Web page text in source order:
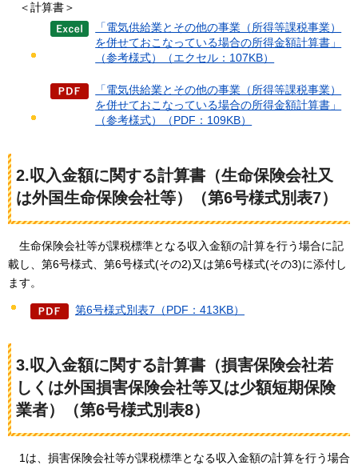
＜計算書＞
「電気供給業とその他の事業（所得等課税事業）
を併せておこなっている場合の所得金額計算書」
（参考様式）（エクセル：107KB）
「電気供給業とその他の事業（所得等課税事業）
を併せておこなっている場合の所得金額計算書」
（参考様式）（PDF：109KB）
2.収入金額に関する計算書（生命保険会社又
は外国生命保険会社等）（第6号様式別表7）
生命保険会社等が課税標準となる収入金額の計算を行う場合に記
載し、第6号様式、第6号様式(その2)又は第6号様式(その3)に添付し
ます。
第6号様式別表7（PDF：413KB）
3.収入金額に関する計算書（損害保険会社若
しくは外国損害保険会社等又は少額短期保険
業者）（第6号様式別表8）
1は、損害保険会社等が課税標準となる収入金額の計算を行う場合